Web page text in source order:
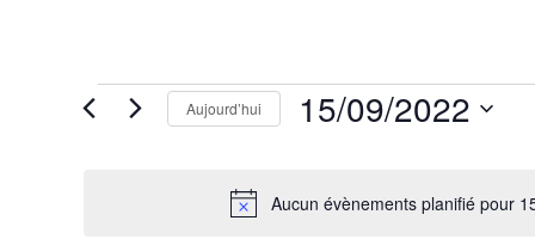
Évènements
for
Aucun évènements planifié pour
Aujourd’hui 15/09/2022